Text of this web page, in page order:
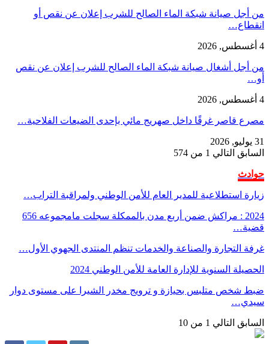
من أجل صيانة شبكة الماء الصالح للشرب إعلان عن نقص أو
انقطاع…
4 أغسطس, 2026
من أجل أشغال صيانة شبكة الماء الصالح للشرب إعلان عن نقص
أو…
4 أغسطس, 2026
مصرع قاصر غرقًا داخل صهريج مائي بإحدى الضيعات الفلاحية…
31 يوليو, 2026
السابق التالي 1 من 574
حوادث
زيارة استطلاعية للمدير العام للأمن الوطني ولمراقبة التراب…
2024 : مراكش ضمن أربع مدن بالممكلة سجلت مامجموعه 656
قضية…
غرفة التجارة والصناعة والخدمات تنظم المنتدى الجهوي الأول…
الحصيلة السنوية للإدارة العامة للأمن الوطني 2024
ضبط شخص متلبس بحيازة و ترويج مخدر الشيرا على مستوى دوار
سيدي…
السابق التالي 1 من 10